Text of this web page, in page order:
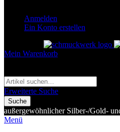
Anmelden
Ein Konto erstellen
Mein Warenkorb
Erweiterte Suche
Suche
außergewöhnlicher Silber-/Gold-
Menü